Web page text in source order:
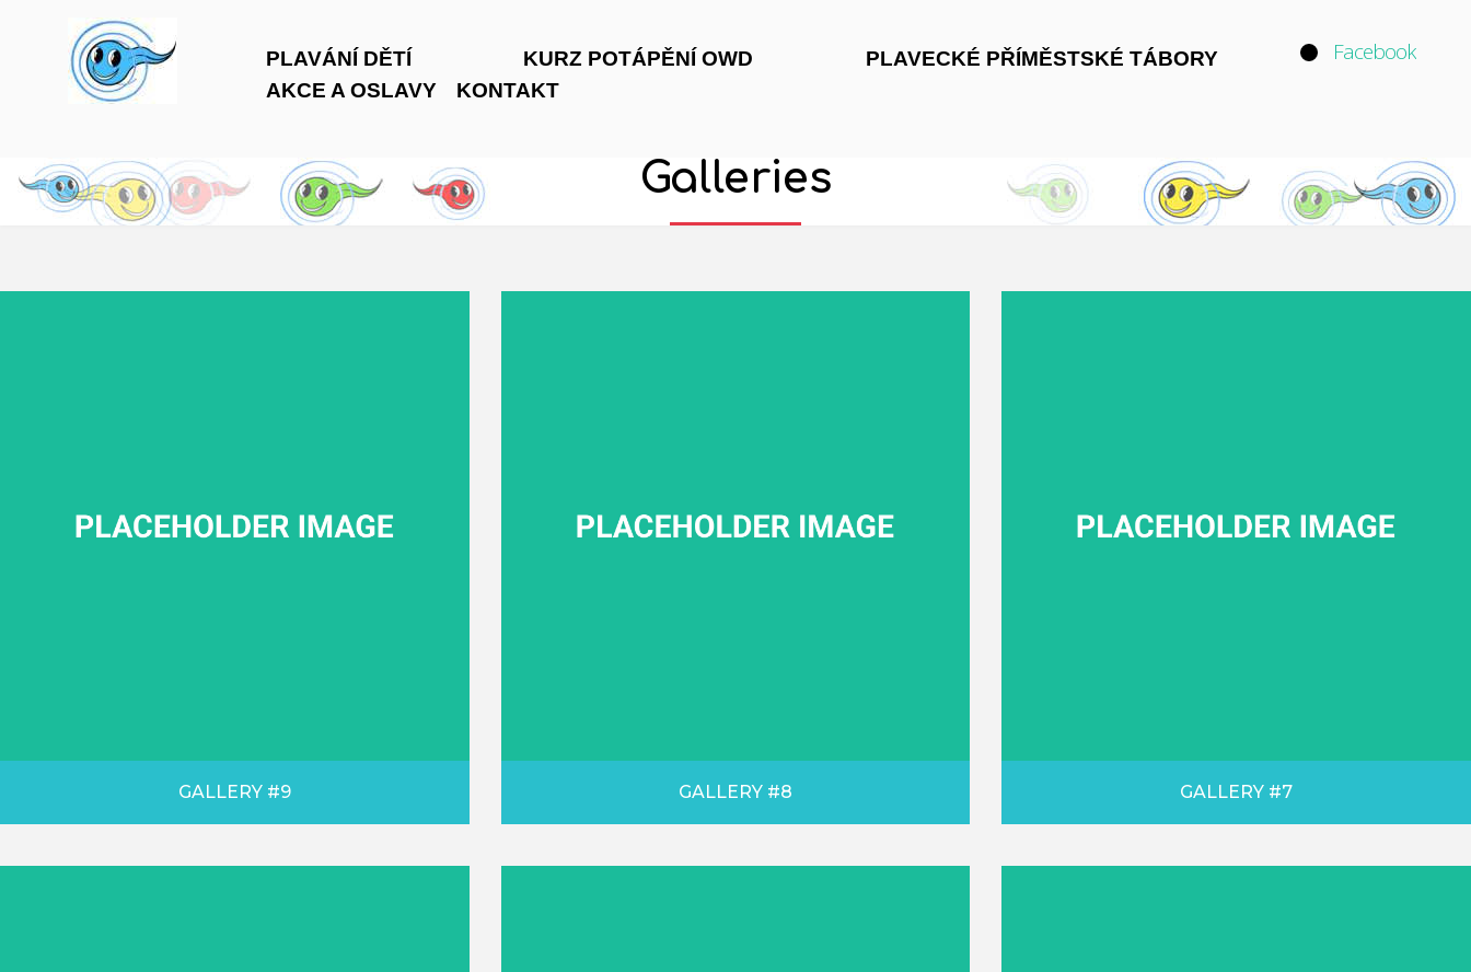
PLAVÁNÍ DĚTÍ KURZ POTÁPĚNÍ OWD
PLAVECKÉ PŘÍMĚSTSKÉ TÁBORY
AKCE A OSLAVY
KONTAKT
Facebook
Galleries
GALLERY #9 GALLERY #8 GALLERY #7